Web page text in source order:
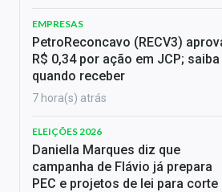
EMPRESAS
PetroReconcavo (RECV3)
R$ 0,34 por ação em JCP; saiba
quando receber
7 hora(s) atrás
ELEIÇÕES 2026
Daniella Marques diz que
campanha de Flávio já prepara
PEC e projetos de lei para